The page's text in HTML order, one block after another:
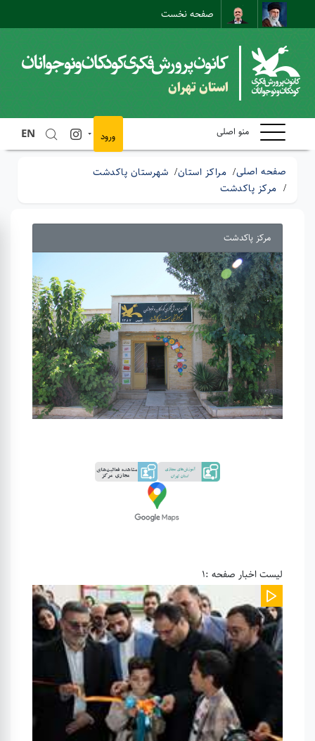
صفحه نخست
نقشه سایت
ارتباط مستقیم
استان تهران
منو اصلی EN ورود
صفحه اصلی مراکز استان
شهرستان پاکدشت
مرکز پاکدشت
مرکز پاکدشت
لیست اخبار صفحه :1